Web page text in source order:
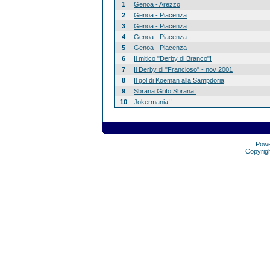
1
Genoa - Arezzo
2
Genoa - Piacenza
3
Genoa - Piacenza
4
Genoa - Piacenza
5
Genoa - Piacenza
6
Il mitico "Derby di Branco"!
7
Il Derby di "Francioso" - nov 2001
8
Il gol di Koeman alla Sampdoria
9
Sbrana Grifo Sbrana!
10
Jokermania!!